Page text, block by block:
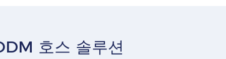
호스 솔루션